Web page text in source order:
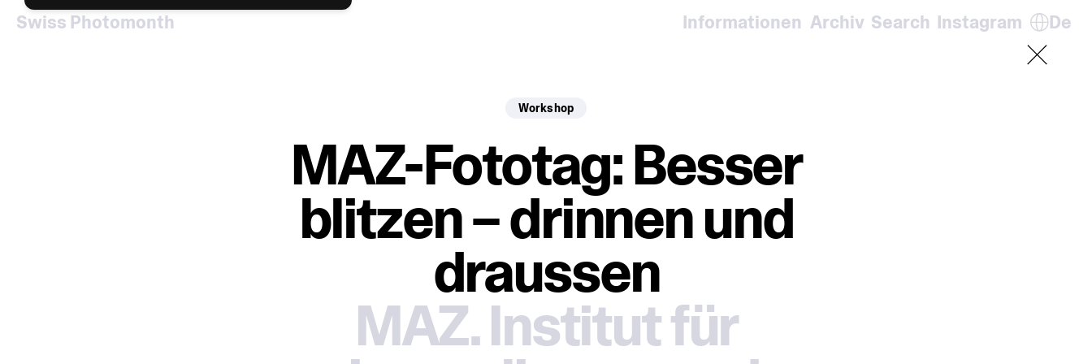
Swiss Photomonth
Informationen Archiv Search Instagram De
Workshop
MAZ-Fototag: Besser
blitzen – drinnen und
draussen
MAZ. Institut für